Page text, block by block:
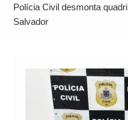
Neymar Chama
Vazamentos e Expõe
Polícia Civil desmonta
Salvador